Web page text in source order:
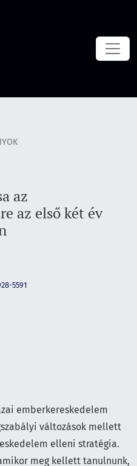
az
az első két év
5591
emberkereskedelem
változások mellett
elleni stratégia.
meg kellett tanulnunk,